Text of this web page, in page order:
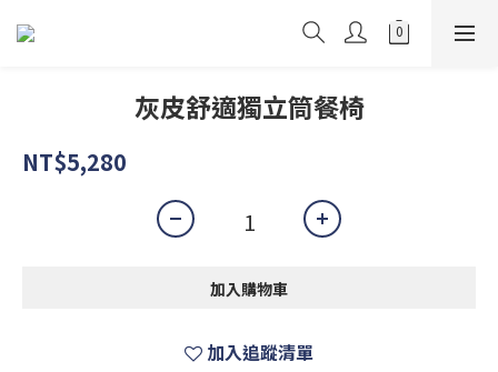
灰皮舒適獨立筒餐椅
NT$5,280
加入購物車
加入追蹤清單